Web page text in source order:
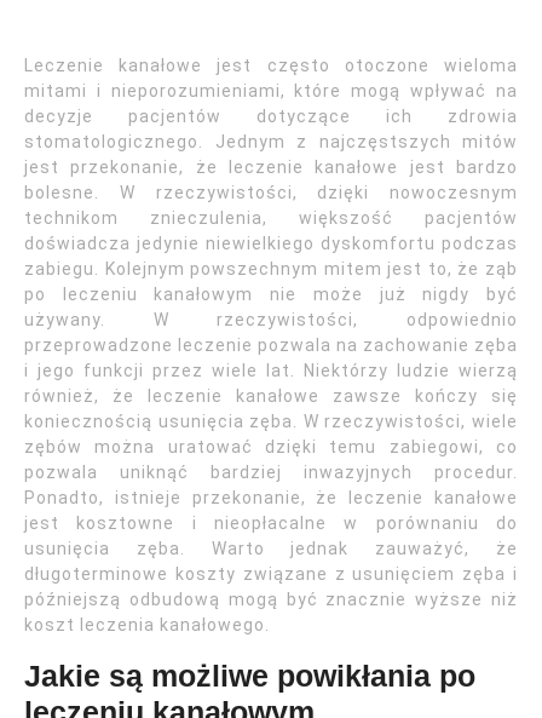
Leczenie kanałowe jest często otoczone wieloma
mitami i nieporozumieniami, które mogą wpływać na
decyzje pacjentów dotyczące ich zdrowia
stomatologicznego. Jednym z najczęstszych mitów
jest przekonanie, że leczenie kanałowe jest bardzo
bolesne. W rzeczywistości, dzięki nowoczesnym
technikom znieczulenia, większość pacjentów
doświadcza jedynie niewielkiego dyskomfortu podczas
zabiegu. Kolejnym powszechnym mitem jest to, że ząb
po leczeniu kanałowym nie może już nigdy być
używany. W rzeczywistości, odpowiednio
przeprowadzone leczenie pozwala na zachowanie zęba
i jego funkcji przez wiele lat. Niektórzy ludzie wierzą
również, że leczenie kanałowe zawsze kończy się
koniecznością usunięcia zęba. W rzeczywistości, wiele
zębów można uratować dzięki temu zabiegowi, co
pozwala uniknąć bardziej inwazyjnych procedur.
Ponadto, istnieje przekonanie, że leczenie kanałowe
jest kosztowne i nieopłacalne w porównaniu do
usunięcia zęba. Warto jednak zauważyć, że
długoterminowe koszty związane z usunięciem zęba i
późniejszą odbudową mogą być znacznie wyższe niż
koszt leczenia kanałowego.
Jakie są możliwe powikłania po